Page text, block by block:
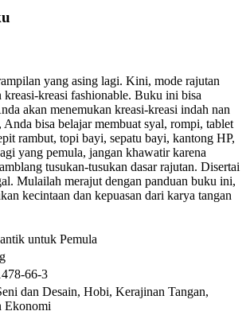
yang asing lagi. Kini, mode rajutan
kreasi-kreasi fashionable. Buku ini bisa
akan menemukan kreasi-kreasi indah nan
bisa belajar membuat syal, rompi, tablet
rambut, topi bayi, sepatu bayi, kantong HP,
yang pemula, jangan khawatir karena
tusukan-tusukan dasar rajutan. Disertai
Mulailah merajut dengan panduan buku ini,
kecintaan dan kepuasan dari karya tangan
untuk Pemula
66-3
dan Desain, Hobi, Kerajinan Tangan,
Ekonomi